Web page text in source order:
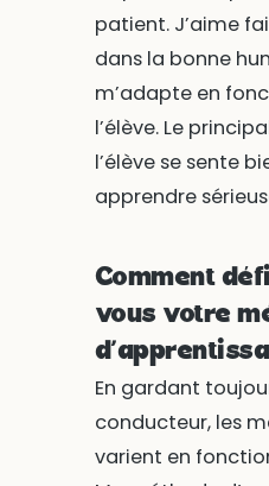
patient. J’aime
dans la bonne
m’adapte en
l’élève. Le
l’élève se sente
apprendre
Comment
vous votre
En gardant
conducteur, les
varient en